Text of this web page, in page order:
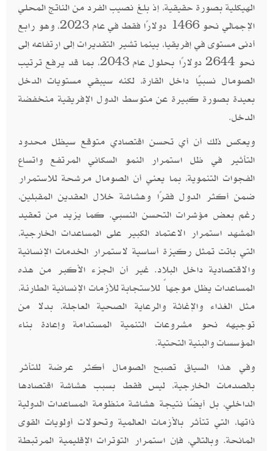
الهيكلية بصورة حقيقية، إذ بلغ نصيب الفرد من الناتج المحلي
الإجمالي نحو 1466 دولارًا فقط في عام 2023، وهو رابع
أدنى مستوى في إفريقيا، بينما تشير التقديرات إلى ارتفاعه إلى
نحو 2644 دولارًا بحلول عام 2043، بما قد يرفع ترتيب
الصومال نسبيًا داخل القارة، لكنه سيبقي مستويات الدخل
بعيدة بصورة كبيرة عن متوسط الدول الإفريقية منخفضة
الدخل.
ويعكس ذلك أن أي تحسن اقتصادي متوقع سيظل محدود
التأثير في ظل استمرار النمو السكاني المرتفع واتساع
الفجوات التنموية، بما يعني أن الصومال مرشحة للاستمرار
ضمن أكثر الدول فقرًا وهشاشة خلال العقدين المقبلين،
رغم بعض مؤشرات التحسن النسبي. كما يزيد من تعقيد
المشهد استمرار الاعتماد الكبير على المساعدات الخارجية،
التي باتت تمثل ركيزة أساسية لاستمرار الخدمات الإنسانية
والاقتصادية داخل البلاد. غير أن الجزء الأكبر من هذه
المساعدات يظل موجهاً للاستجابة للأزمات الإنسانية الطارئة،
مثل الغذاء والإغاثة والرعاية الصحية العاجلة، بدلا من
توجيهه نحو مشروعات التنمية المستدامة وإعادة بناء
المؤسسات والبنية التحتية.
وفي هذا السياق تصبح الصومال أكثر عرضة للتأثر
بالصدمات الخارجية، ليس فقط بسبب هشاشة اقتصادها
الداخلي، بل أيضًا نتيجة هشاشة منظومة المساعدات الدولية
ذاتها، التي تتأثر بالأزمات العالمية وتحولات أولويات القوى
المانحة. وبالتالي، فإن استمرار التوترات الإقليمية المرتبطة